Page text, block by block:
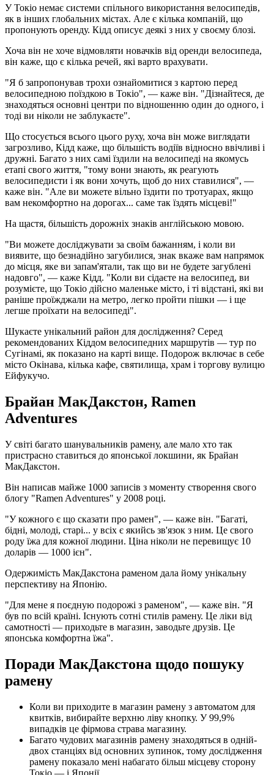
У Токіо немає системи спільного використання велосипедів,
як в інших глобальних містах. Але є кілька компаній, що
пропонують оренду. Кідд описує деякі з них у своєму блозі.
Хоча він не хоче відмовляти новачків від оренди велосипеда,
він каже, що є кілька речей, які варто врахувати.
"Я б запропонував трохи ознайомитися з картою перед
велосипедною поїздкою в Токіо", — каже він. "Дізнайтеся, де
знаходяться основні центри по відношенню один до одного, і
тоді ви ніколи не заблукаєте".
Що стосується всього цього руху, хоча він може виглядати
загрозливо, Кідд каже, що більшість водіїв відносно ввічливі і
дружні. Багато з них самі їздили на велосипеді на якомусь
етапі свого життя, "тому вони знають, як реагують
велосипедисти і як вони хочуть, щоб до них ставилися", —
каже він. "Але ви можете вільно їздити по тротуарах, якщо
вам некомфортно на дорогах... саме так їздять місцеві!"
На щастя, більшість дорожніх знаків англійською мовою.
"Ви можете досліджувати за своїм бажанням, і коли ви
виявите, що безнадійно загубилися, знак вкаже вам напрямок
до місця, яке ви запам'ятали, так що ви не будете загублені
надовго", — каже Кідд. "Коли ви сідаєте на велосипед, ви
розумієте, що Токіо дійсно маленьке місто, і ті відстані, які ви
раніше проїжджали на метро, легко пройти пішки — і ще
легше проїхати на велосипеді".
Шукаєте унікальний район для дослідження? Серед
рекомендованих Кіддом велосипедних маршрутів — тур по
Сугінамі, як показано на карті вище. Подорож включає в себе
місто Окінава, кілька кафе, святилища, храм і торгову вулицю
Ейфукучо.
Брайан МакДакстон, Ramen
Adventures
У світі багато шанувальників рамену, але мало хто так
пристрасно ставиться до японської локшини, як Брайан
МакДакстон.
Він написав майже 1000 записів з моменту створення свого
блогу "Ramen Adventures" у 2008 році.
"У кожного є що сказати про рамен", — каже він. "Багаті,
бідні, молоді, старі... у всіх є якийсь зв'язок з ним. Це свого
роду їжа для кожної людини. Ціна ніколи не перевищує 10
доларів — 1000 ієн".
Одержимість МакДакстона раменом дала йому унікальну
перспективу на Японію.
"Для мене я поєдную подорожі з раменом", — каже він. "Я
був по всій країні. Існують сотні стилів рамену. Це ліки від
самотності — приходьте в магазин, заводьте друзів. Це
японська комфортна їжа".
Поради МакДакстона щодо пошуку
рамену
Коли ви приходите в магазин рамену з автоматом для
квитків, вибирайте верхню ліву кнопку. У 99,9%
випадків це фірмова страва магазину.
Багато чудових магазинів рамену знаходяться в одній-
двох станціях від основних зупинок, тому дослідження
рамену показало мені набагато більш місцеву сторону
Токіо — і Японії.